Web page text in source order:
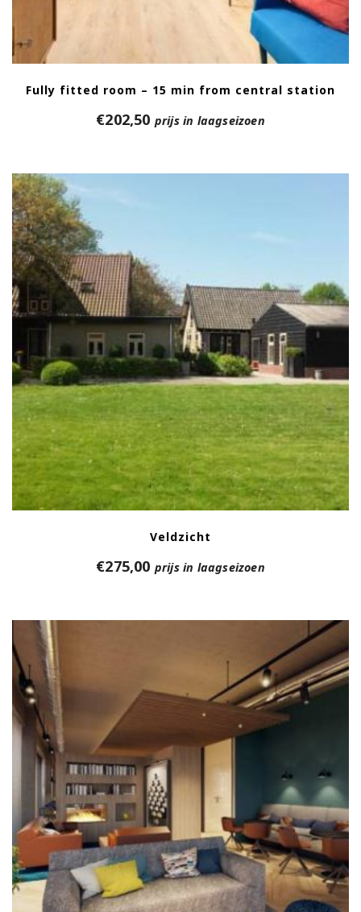
Fully fitted room – 15 min from central station
€202,50 prijs in laagseizoen
Veldzicht
€275,00 prijs in laagseizoen